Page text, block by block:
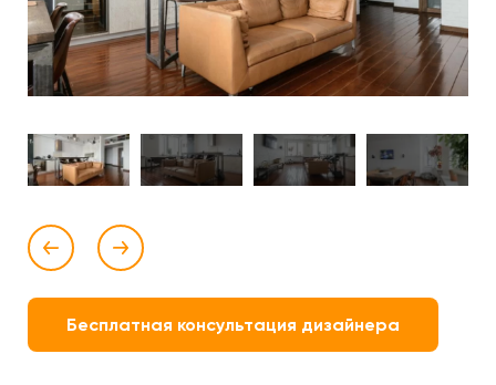
Бесплатная консультация дизайнера